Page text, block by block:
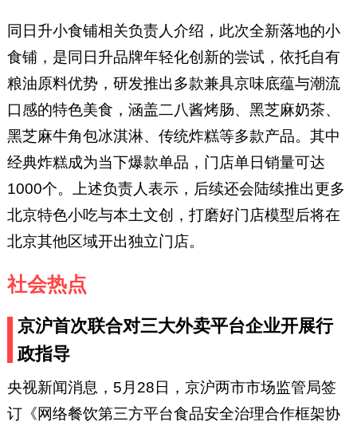
同日升小食铺相关负责人介绍，此次全新落地的小
食铺，是同日升品牌年轻化创新的尝试，依托自有
粮油原料优势，研发推出多款兼具京味底蕴与潮流
口感的特色美食，涵盖二八酱烤肠、黑芝麻奶茶、
黑芝麻牛角包冰淇淋、传统炸糕等多款产品。其中
经典炸糕成为当下爆款单品，门店单日销量可达
1000个。上述负责人表示，后续还会陆续推出更多
北京特色小吃与本土文创，打磨好门店模型后将在
北京其他区域开出独立门店。
社会热点
京沪首次联合对三大外卖平台企业开展行
政指导
央视新闻消息，5月28日，京沪两市市场监管局签
订《网络餐饮第三方平台食品安全治理合作框架协